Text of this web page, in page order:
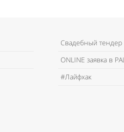
Свадебный тендер
ONLINE заявка в
#Лайфхак